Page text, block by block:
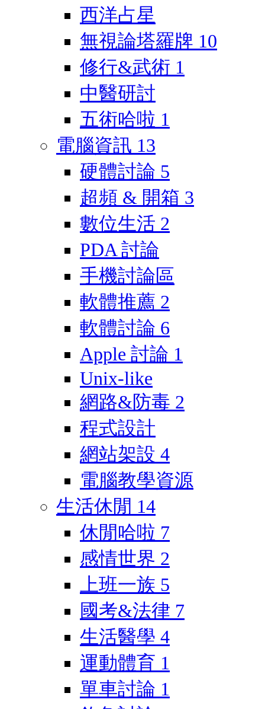
西洋占星
無視論塔羅牌 10
修行&武術 1
中醫研討
五術哈啦 1
電腦資訊 13
硬體討論 5
超頻 & 開箱 3
數位生活 2
PDA 討論
手機討論區
軟體推薦 2
軟體討論 6
Apple 討論 1
Unix-like
網路&防毒 2
程式設計
網站架設 4
電腦教學資源
生活休閒 14
休閒哈啦 7
感情世界 2
上班一族 5
國考&法律 7
生活醫學 4
運動體育 1
單車討論 1